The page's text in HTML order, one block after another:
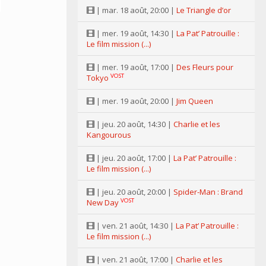
| mar. 18 août, 20:00 | Le Triangle d’or
| mer. 19 août, 14:30 | La Pat’ Patrouille :
Le film mission (...)
| mer. 19 août, 17:00 | Des Fleurs pour
Tokyo VOST
| mer. 19 août, 20:00 | Jim Queen
| jeu. 20 août, 14:30 | Charlie et les
Kangourous
| jeu. 20 août, 17:00 | La Pat’ Patrouille :
Le film mission (...)
| jeu. 20 août, 20:00 | Spider-Man : Brand
New Day VOST
| ven. 21 août, 14:30 | La Pat’ Patrouille :
Le film mission (...)
| ven. 21 août, 17:00 | Charlie et les